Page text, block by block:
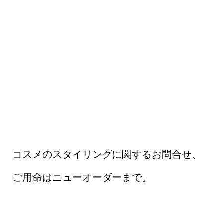
コスメのスタイリングに関するお問合せ、
ご用命はニューオーダーまで。